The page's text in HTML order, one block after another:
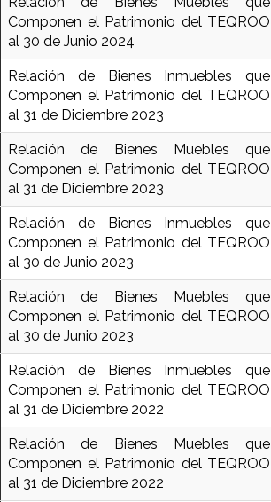
Componen el Patrimonio del TEQROO
al 30 de Junio 2024
Relación de Bienes Inmuebles que
Componen el Patrimonio del TEQROO
al 31 de Diciembre 2023
Relación de Bienes Muebles que
Componen el Patrimonio del TEQROO
al 31 de Diciembre 2023
Relación de Bienes Inmuebles que
Componen el Patrimonio del TEQROO
al 30 de Junio 2023
Relación de Bienes Muebles que
Componen el Patrimonio del TEQROO
al 30 de Junio 2023
Relación de Bienes Inmuebles que
Componen el Patrimonio del TEQROO
al 31 de Diciembre 2022
Relación de Bienes Muebles que
Componen el Patrimonio del TEQROO
al 31 de Diciembre 2022